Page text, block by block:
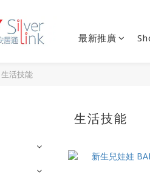
最新推廣
生活技能
生活技能